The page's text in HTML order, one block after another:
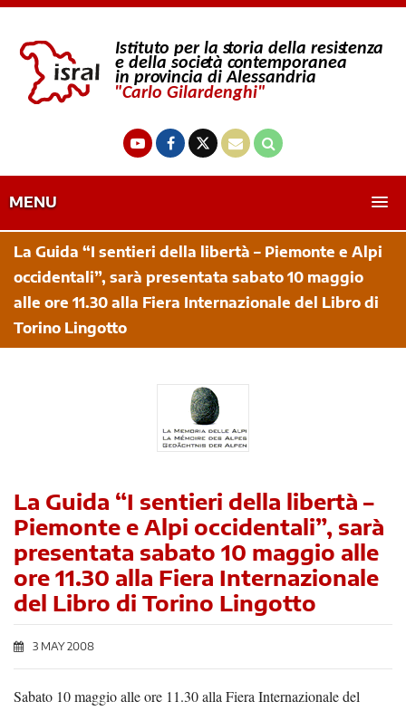
MENU
La Guida “I sentieri della libertà – Piemonte e Alpi
occidentali”, sarà presentata sabato 10 maggio
alle ore 11.30 alla Fiera Internazionale del Libro di
Torino Lingotto
La Guida “I sentieri della libertà –
Piemonte e Alpi occidentali”, sarà
presentata sabato 10 maggio alle
ore 11.30 alla Fiera Internazionale
del Libro di Torino Lingotto
3 MAY 2008
Sabato 10 maggio alle ore 11.30 alla Fiera Internazionale del